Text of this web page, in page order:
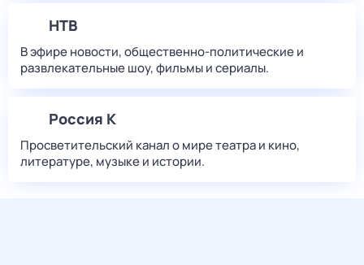
НТВ
В эфире новости, общественно-политические и
развлекательные шоу, фильмы и сериалы.
Россия К
Просветительский канал о мире театра и кино,
литературе, музыке и истории.